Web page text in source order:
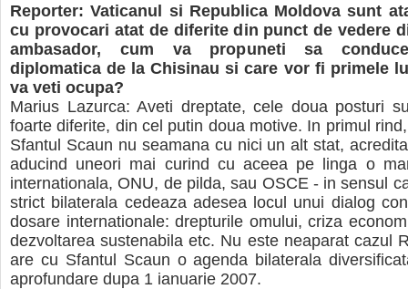
Reporter: Vaticanul si Republica Moldova sunt
cu provocari atat de diferite din punct de vedere
ambasador, cum va propuneti sa
diplomatica de la Chisinau si care vor fi primele
va veti ocupa?
Marius Lazurca: Aveti dreptate, cele doua posturi
foarte diferite, din cel putin doua motive. In primul
Sfantul Scaun nu seamana cu nici un alt stat,
aducind uneori mai curind cu aceea pe linga o
internationala, ONU, de pilda, sau OSCE - in sensul
strict bilaterala cedeaza adesea locul unui dialog
dosare internationale: drepturile omului, criza
dezvoltarea sustenabila etc. Nu este neaparat cazul
are cu Sfantul Scaun o agenda bilaterala
aprofundare dupa 1 ianuarie 2007.